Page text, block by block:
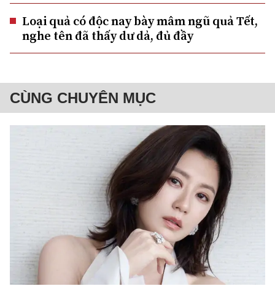
Loại quả có độc nay bày mâm ngũ quả Tết,
nghe tên đã thấy dư dả, đủ đầy
CÙNG CHUYÊN MỤC